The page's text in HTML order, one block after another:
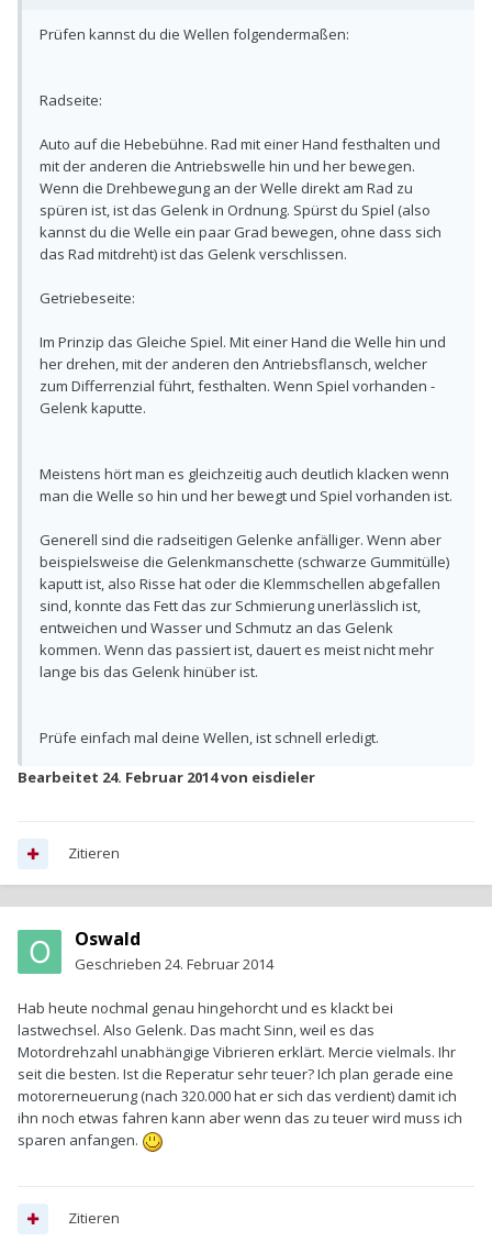
Prüfen kannst du die Wellen folgendermaßen:
Radseite:
Auto auf die Hebebühne. Rad mit einer Hand festhalten und
mit der anderen die Antriebswelle hin und her bewegen.
Wenn die Drehbewegung an der Welle direkt am Rad zu
spüren ist, ist das Gelenk in Ordnung. Spürst du Spiel (also
kannst du die Welle ein paar Grad bewegen, ohne dass sich
das Rad mitdreht) ist das Gelenk verschlissen.
Getriebeseite:
Im Prinzip das Gleiche Spiel. Mit einer Hand die Welle hin und
her drehen, mit der anderen den Antriebsflansch, welcher
zum Differrenzial führt, festhalten. Wenn Spiel vorhanden -
Gelenk kaputte.
Meistens hört man es gleichzeitig auch deutlich klacken wenn
man die Welle so hin und her bewegt und Spiel vorhanden ist.
Generell sind die radseitigen Gelenke anfälliger. Wenn aber
beispielsweise die Gelenkmanschette (schwarze Gummitülle)
kaputt ist, also Risse hat oder die Klemmschellen abgefallen
sind, konnte das Fett das zur Schmierung unerlässlich ist,
entweichen und Wasser und Schmutz an das Gelenk
kommen. Wenn das passiert ist, dauert es meist nicht mehr
lange bis das Gelenk hinüber ist.
Prüfe einfach mal deine Wellen, ist schnell erledigt.
Bearbeitet 24. Februar 2014von eisdieler
Zitieren
Oswald
Geschrieben 24. Februar 2014
Hab heute nochmal genau hingehorcht und es klackt bei
lastwechsel. Also Gelenk. Das macht Sinn, weil es das
Motordrehzahl unabhängige Vibrieren erklärt. Mercie vielmals. Ihr
seit die besten. Ist die Reperatur sehr teuer? Ich plan gerade eine
motorerneuerung (nach 320.000 hat er sich das verdient) damit ich
ihn noch etwas fahren kann aber wenn das zu teuer wird muss ich
sparen anfangen.
Zitieren